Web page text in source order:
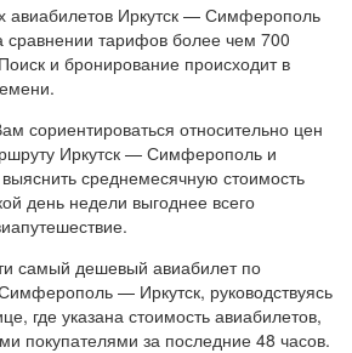
авиабилетов Иркутск — Симферополь
сравнении тарифов более чем 700
и бронирование происходит в
сориентироваться относительно цен
Иркутск — Симферополь и
среднемесячную стоимость
день недели выгоднее всего
самый дешевый авиабилет по
— Иркутск, руководствуясь
где указана стоимость авиабилетов,
покупателями за последние 48 часов.